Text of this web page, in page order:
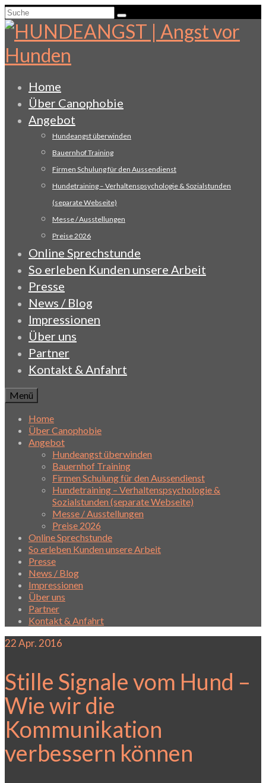
Suche
nach:
Home
Über Canophobie
Angebot
Hundeangst überwinden
Bauernhof Training
Firmen Schulung für den Aussendienst
Hundetraining – Verhaltenspsychologie & Sozialstunden
(separate Webseite)
Messe / Ausstellungen
Preise 2026
Online Sprechstunde
So erleben Kunden unsere Arbeit
Presse
News / Blog
Impressionen
Über uns
Partner
Kontakt & Anfahrt
Menü
Home
Über Canophobie
Angebot
Hundeangst überwinden
Bauernhof Training
Firmen Schulung für den Aussendienst
Hundetraining – Verhaltenspsychologie &
Sozialstunden (separate Webseite)
Messe / Ausstellungen
Preise 2026
Online Sprechstunde
So erleben Kunden unsere Arbeit
Presse
News / Blog
Impressionen
Über uns
Partner
Kontakt & Anfahrt
22Apr. 2016
Stille Signale vom Hund –
Wie wir die
Kommunikation
verbessern können